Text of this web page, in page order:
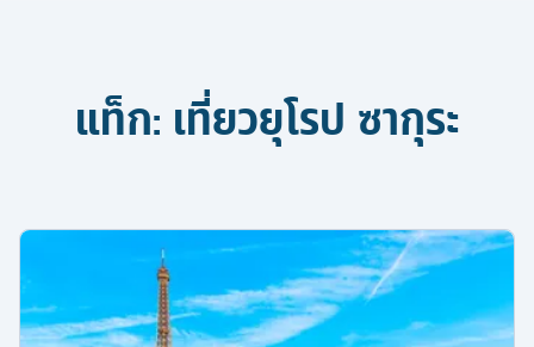
แท็ก: เที่ยวยุโรป ซากุระ